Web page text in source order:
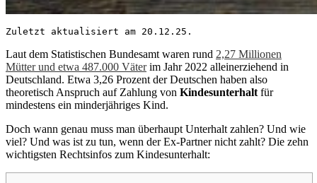
Zuletzt aktualisiert am 20.12.25.
Laut dem Statistischen Bundesamt waren rund 2,27 Millionen
Mütter und etwa 487.000 Väterim Jahr 2022 alleinerziehend in
Deutschland. Etwa 3,26 Prozent der Deutschen haben also
theoretisch Anspruch auf Zahlung von Kindesunterhalt für
mindestens ein minderjähriges Kind.
Doch wann genau muss man überhaupt Unterhalt zahlen? Und wie
viel? Und was ist zu tun, wenn der Ex-Partner nicht zahlt? Die zehn
wichtigsten Rechtsinfos zum Kindesunterhalt: